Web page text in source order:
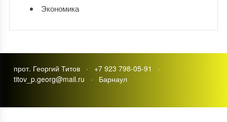
Экономика
прот. Георгий Титов · +7 923 798-05-91 ·
titov_p.georg@mail.ru · Барнаул